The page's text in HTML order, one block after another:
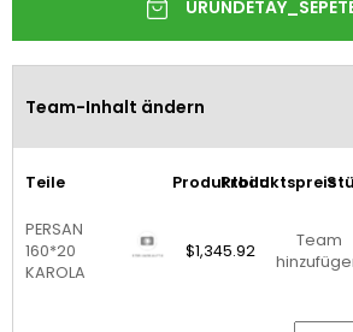
Team-Inhalt ändern
Teile ProduktbildProduktspreis
PERSAN
160*20
KAROLA
$1,345.92
Team